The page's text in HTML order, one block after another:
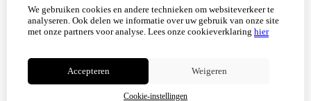
We gebruiken cookies en andere technieken om websiteverkeer te
analyseren. Ook delen we informatie over uw gebruik van onze site
met onze partners voor analyse. Lees onze cookieverklaring hier
Accepteren Weigeren
Cookie-instellingen